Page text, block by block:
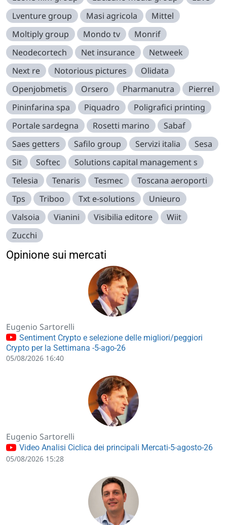
Lventure group
Masi agricola
Mittel
Moltiply group
Mondo tv
Monrif
Neodecortech
Net insurance
Netweek
Next re
Notorious pictures
Olidata
Openjobmetis
Orsero Pharmanutra
Pierrel
Pininfarina spa
Piquadro
Poligrafici printing
Portale sardegna
Rosetti marino
Sabaf
Saes getters
Safilo group Servizi italia
Sesa
Sit
Softec
Solutions capital management s
Telesia
Tenaris Tesmec
Toscana aeroporti
Tps
Triboo Txt e-solutions
Unieuro
Valsoia
Vianini Visibilia editore
Wiit
Zucchi
Opinione sui mercati
Eugenio Sartorelli
Sentiment Crypto e selezione delle migliori/peggiori
Crypto per la Settimana -5-ago-26
05/08/2026 16:40
Eugenio Sartorelli
Video Analisi Ciclica dei principali Mercati-5-agosto-26
05/08/2026 15:28